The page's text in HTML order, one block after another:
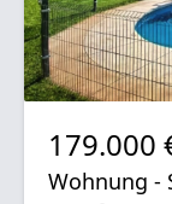
179.000
Wohnung -